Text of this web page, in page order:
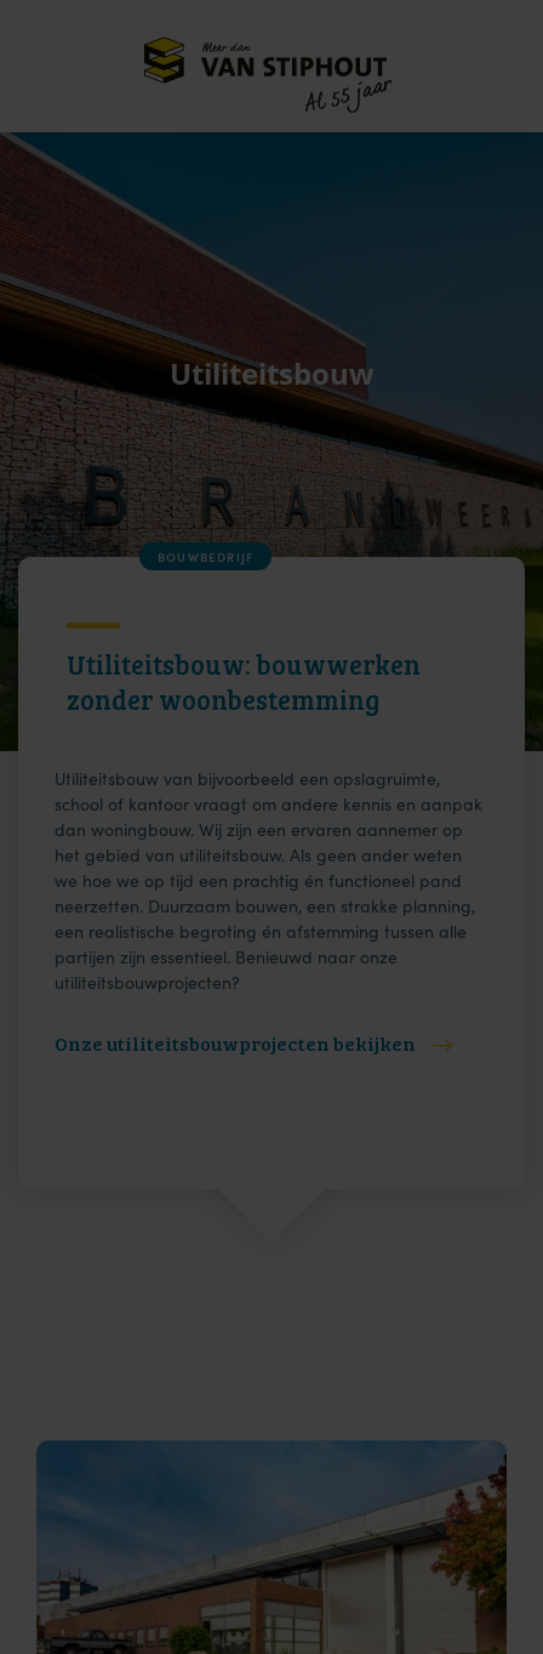
Meer dan
Al 55 jaar
Utiliteitsbouw
BOUWBEDRIJF
Utiliteitsbouw: bouwwerken
zonder woonbestemming
Utiliteitsbouw van bijvoorbeeld een opslagruimte,
school of kantoor vraagt om andere kennis en aanpak
dan woningbouw. Wij zijn een ervaren aannemer op
het gebied van utiliteitsbouw. Als geen ander weten
we hoe we op tijd een prachtig én functioneel pand
neerzetten. Duurzaam bouwen, een strakke planning,
een realistische begroting én afstemming tussen alle
partijen zijn essentieel. Benieuwd naar onze
utiliteitsbouwprojecten?
Onze utiliteitsbouwprojecten bekijken